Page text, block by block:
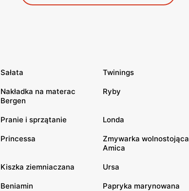
Sałata Twinings
Nakładka na materac
Bergen
Ryby
Pranie i sprzątanie Londa
Princessa
Zmywarka wolnostojąca
Amica
Kiszka ziemniaczana Ursa
Beniamin Papryka marynowana